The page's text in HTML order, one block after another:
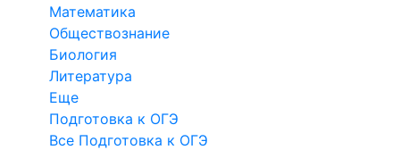
Математика
Обществознание
Биология
Литература
Еще
Подготовка к ОГЭ
Все Подготовка к ОГЭ